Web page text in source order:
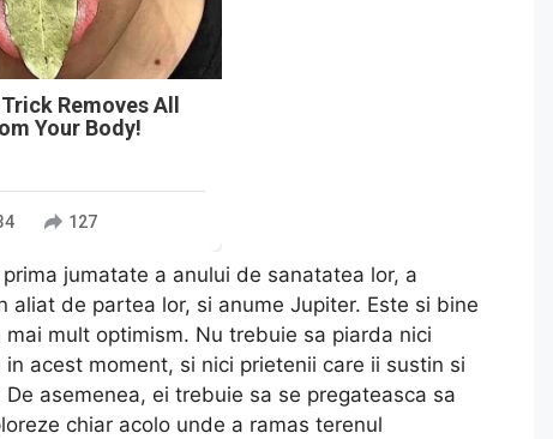
Removes All
Your Body!
127
jumatate a anului de sanatatea lor, a
de partea lor, si anume Jupiter. Este si bine
mult optimism. Nu trebuie sa piarda nici
acest moment, si nici prietenii care ii sustin si
asemenea, ei trebuie sa se pregateasca sa
chiar acolo unde a ramas terenul